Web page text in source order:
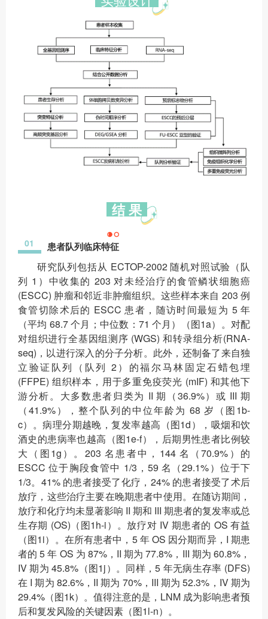
结 果
01 患者队列临床特征
研究队列包括从 ECTOP-2002 随机对照试验（队
列 1）中收集的 203 对未经治疗的食管鳞状细胞癌
(ESCC) 肿瘤和邻近非肿瘤组织。这些样本来自 203 例
食管切除术后的 ESCC 患者，随访时间最短为 5 年
（平均 68.7 个月；中位数：71 个月）（图1a）。对配
对组织进行全基因组测序 (WGS) 和转录组分析(RNA-
seq)，以进行深入的分子分析。此外，还制备了来自独
立验证队列（队列 2）的福尔马林固定石蜡包埋
(FFPE) 组织样本，用于多重免疫荧光 (mIF) 和其他下
游分析。大多数患者归类为 II 期（36.9%）或 III 期
（41.9%），整个队列的中位年龄为 68 岁（图1b-
c）。病理分期越晚，复发率越高（图1d），吸烟和饮
酒史的患病率也越高（图1e-f），后期男性患者比例较
大（图1g）。203 名患者中，144 名（70.9%）的
ESCC 位于胸段食管中 1/3，59 名（29.1%）位于下
1/3。41% 的患者接受了化疗，24% 的患者接受了术后
放疗，这些治疗主要在晚期患者中使用。在随访期间，
放疗和化疗均未显著影响 II 期和 III 期患者的复发率或总
生存期 (OS)（图1h-i）。放疗对 IV 期患者的 OS 有益
（图1i）。在所有患者中，5 年 OS 因分期而异，I 期患
者的 5 年 OS 为 87%，II 期为 77.8%，III 期为 60.8%，
IV 期为 45.8%（图1j）。同样，5 年无病生存率 (DFS)
在 I 期为 82.6%，II 期为 70%，III 期为 52.3%，IV 期为
29.4%（图1k）。值得注意的是，LNM 成为影响患者预
后和复发风险的关键因素（图1l-n）。